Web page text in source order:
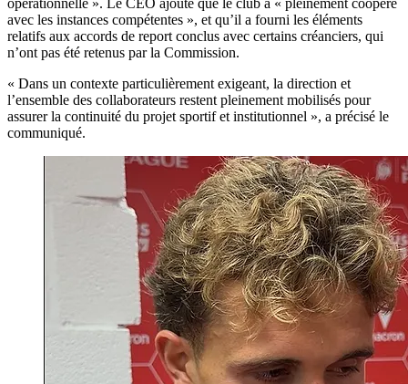
opérationnelle ». Le CEO ajoute que le club a « pleinement coopéré
avec les instances compétentes », et qu’il a fourni les éléments
relatifs aux accords de report conclus avec certains créanciers, qui
n’ont pas été retenus par la Commission.
« Dans un contexte particulièrement exigeant, la direction et
l’ensemble des collaborateurs restent pleinement mobilisés pour
assurer la continuité du projet sportif et institutionnel », a précisé le
communiqué.